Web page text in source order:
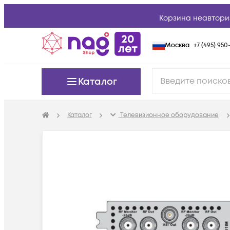
Корзина
Москва +7 (495) 950-
Каталог
Каталог Телевизионное оборудование